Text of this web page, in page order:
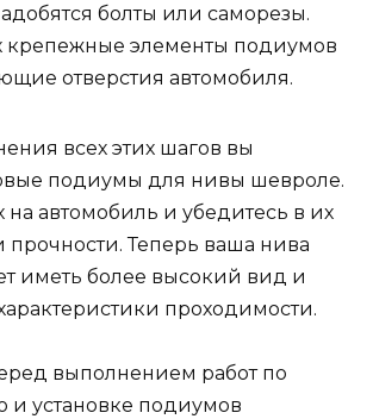
болты или саморезы.
крепежные элементы подиумов
отверстия автомобиля.
всех этих шагов вы
подиумы для нивы шевроле.
на автомобиль и убедитесь в их
прочности. Теперь ваша нива
иметь более высокий вид и
проходимости.
выполнением работ по
и установке подиумов